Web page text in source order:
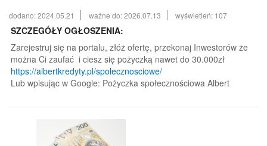
dodano: 2024.05.21 ważne do: 2026.07.13 wyświetleń: 107
SZCZEGÓŁY OGŁOSZENIA:
Zarejestruj się na portalu, złóż ofertę, przekonaj Inwestorów że
można Ci zaufać i ciesz się pożyczką nawet do 30.000zł
https://albertkredyty.pl/spolecznosciowe/
Lub wpisując w Google: Pożyczka społecznościowa Albert